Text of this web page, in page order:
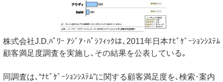
株式会社J.D.ﾊﾟﾜｰ ｱｼﾞｱ･ﾊﾟｼﾌｨｯｸは､2011年日本ﾅﾋﾞｹﾞｰｼｮﾝｼｽﾃﾑ
顧客満足度調査を実施し､その結果を公表している｡
同調査は､“ﾅﾋﾞｹﾞｰｼｮﾝｼｽﾃﾑ”に関する顧客満足度を､検索･案内